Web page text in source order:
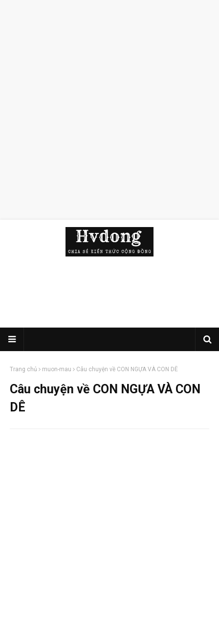
Trang chủ muon-mau Câu chuyện về CON NGỰA VÀ CON DÊ
Câu chuyện về CON NGỰA VÀ CON
DÊ